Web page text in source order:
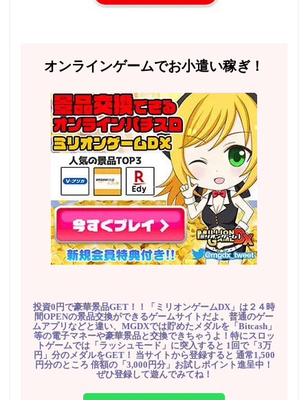
オンラインゲームでお小遣い稼ぎ！
投資0円で豪華景品GET！！「ミリオンゲームDX」は２４時
間OPENの景品交換ができるゲームサイトだよ。普通のゲー
ムアプリなどと違い、MGDXでは貯めたメダルを「Bitcash」
等の電子マネーや豪華景品と交換できちゃうよ！特にスロッ
トゲームでは「ラッシュモード」に突入すると 1回で「3万
円」分のメダルをGET！ 当サイトから登録すると 通常1,500
円分のところ 倍額の「3,000円分」お試しポイント進呈中！
ぜひ登録して遊んでみてね！